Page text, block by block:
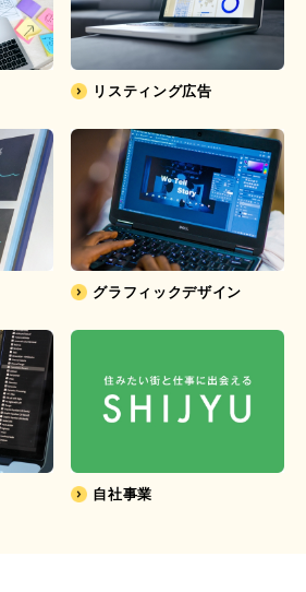
リスティング広告
グラフィックデザイン
自社事業